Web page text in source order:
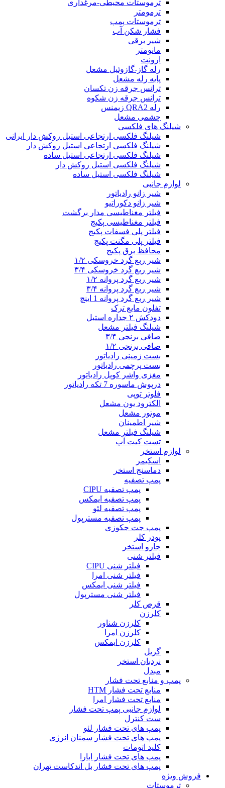
ترموستات محیطی-مرغداری
ترمومتر
ترموستات پمپ
فشار شکن آب
شیر برقی
مانومتر
ارونت
رله گاز-گازوئیل مشعل
پایه رله مشعل
ترانس جرقه زن تکسان
ترانس جرقه زن شکوه
رله QRA2 زیمنس
چشمی مشعل
شیلنگ های فلکسی
شیلنگ فلکسی ارتجاعی استیل روکش دار ایرانی
شیلنگ فلکسی ارتجاعی استیل روکش دار
شیلنگ فلکسی ارتجاعی استیل ساده
شیلنگ فلکسی استیل روکش دار
شیلنگ فلکسی استیل ساده
لوازم جانبی
شیر زانو رادیاتور
شیر زانو دکوراتیو
فیلتر مغناطیسی مدار برگشت
فیلتر مغناطیسی پکیج
فیلتر پلی فسفات پکیج
فیلتر پلی مگنت پکیج
محافظ برق پکیج
شیر ربع گرد خروسکی ۱/۲
شیر ربع گرد خروسکی ۳/۴
شیر ربع گرد پروانه ۱/۲
شیر ربع گرد پروانه ۳/۴
شیر ربع گرد پروانه 1 اینچ
تفلون مایع ترک
دودکش ۲ جداره استیل
شیلنگ فیلتر مشعل
صافی برنجی ۳/۴
صافی برنجی ۱/۲
بست زمینی رادیاتور
بست پرچمی رادیاتور
مغزی واشر کوپل رادیاتور
درپوش ماسوره 7 تکه رادیاتور
فلوتر توپی
الکترود یون مشعل
موتور مشعل
شیر اطمینان
شیلنگ فیلتر مشعل
تست کیت آب
لوازم استخر
اسکیمر
دماسنج استخر
پمپ تصفیه
پمپ تصفیه CIPU
پمپ تصفیه ایمکس
پمپ تصفیه لئو
پمپ تصفیه مسترپول
پمپ جت جکوزی
پودر کلر
جارو استخر
فیلتر شنی
فیلتر شنی CIPU
فیلتر شنی امرا
فیلتر شنی ایمکس
فیلتر شنی مسترپول
قرص کلر
کلرزن
کلرزن شناور
کلرزن امرا
کلرزن ایمکس
گریل
نردبان استخر
مبدل
پمپ و منابع تحت فشار
منابع تحت فشار HTM‎
منابع تحت فشار امرا
لوازم جانبی پمپ تحت فشار
ست کنترل
پمپ های تحت فشار لئو
پمپ های تحت فشار سمنان انرژی
کلید اتومات
پمپ های تحت فشار ابارا
پمپ های تحت فشار بل اندکاست تهران
فروش ویژه
ترموستات